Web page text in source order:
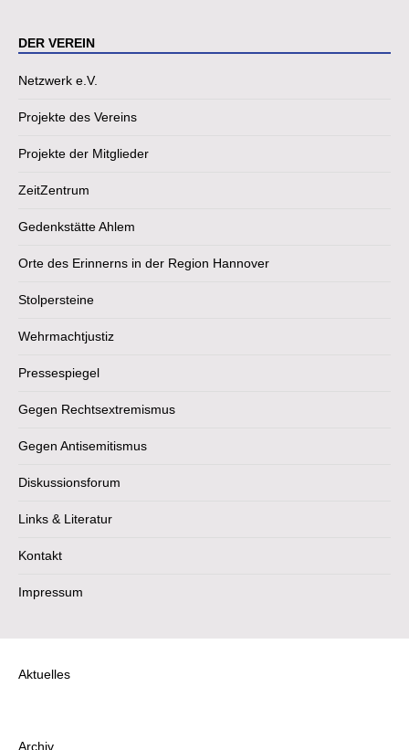
DER VEREIN
Netzwerk e.V.
Projekte des Vereins
Projekte der Mitglieder
ZeitZentrum
Gedenkstätte Ahlem
Orte des Erinnerns in der Region Hannover
Stolpersteine
Wehrmachtjustiz
Pressespiegel
Gegen Rechtsextremismus
Gegen Antisemitismus
Diskussionsforum
Links & Literatur
Kontakt
Impressum
Aktuelles
Archiv